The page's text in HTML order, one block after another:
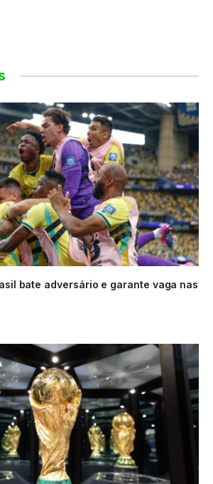
bate adversário e garante vaga nas